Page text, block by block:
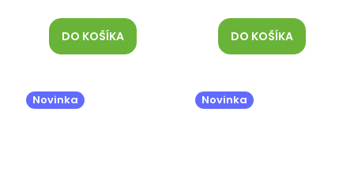
DO KOŠÍKA DO KOŠÍKA
Novinka Novinka